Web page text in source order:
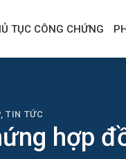
TỤC CÔNG CHỨNG
,TIN TỨC
hợp